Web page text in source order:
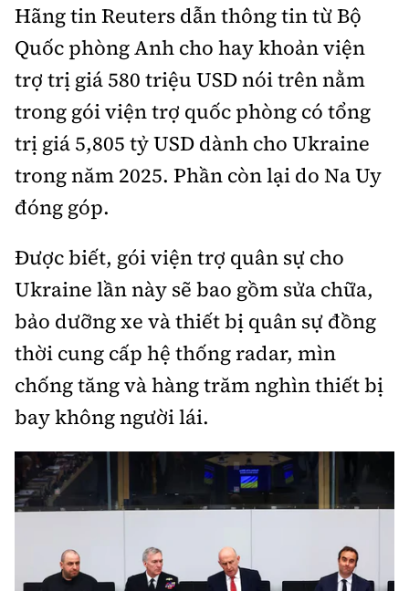
Đăng kiểm
Đường sắt tốc độ cao
Đường thủy
Hàng hải
Đường sắt đô thị
Nhà thầu
Mời thầu - Đấu thầu
Thi viết về GTVT
Bảo hiểm
Doanh nghiệp
Điều tra
Pháp đình
Hỏi - Đáp
Giao thông 24h
ATGT địa phương
Văn hóa giao thông
Lái xe an toàn
Chung tay vì ATGT
Chất lượng sống
Giáo dục
Y tế
Đời sống
Lao động - Công đoàn
Văn hóa - Giải Trí
Văn hóa
Điện ảnh
Âm nhạc
Thể thao
Bóng đá
Bình luận
Hậu trường sao
360 độ thể thao
Công nghệ
Công nghệ mới
Sản phẩm mới
Tư vấn
Thời sự Quốc tế
Hồ sơ tài liệu
Thế giới giao thông
Thế giới xây dựng
Đi ++
Du lịch
Khám phá
Lối sống
Ẩm thực
Video
Thời sự
Khám phá
Camera giao thông
Giải trí - Thể thao
Cơ quan chủ quản: Bộ Xây dựng
Giấy phép số: 03/GP-BVHTTDL, cấp ngày 1/4/2025.
Tòa soạn: Số 2 Nguyễn Công Hoan, phường Giảng Võ,
Hãng tin Reuters dẫn thông tin từ Bộ
Quốc phòng Anh cho hay khoản viện
trợ trị giá 580 triệu USD nói trên nằm
trong gói viện trợ quốc phòng có tổng
trị giá 5,805 tỷ USD dành cho Ukraine
trong năm 2025. Phần còn lại do Na Uy
đóng góp.
Được biết, gói viện trợ quân sự cho
Ukraine lần này sẽ bao gồm sửa chữa,
bảo dưỡng xe và thiết bị quân sự đồng
thời cung cấp hệ thống radar, mìn
chống tăng và hàng trăm nghìn thiết bị
bay không người lái.